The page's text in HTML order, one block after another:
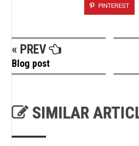
PINTEREST
« PREV
Blog post
SIMILAR